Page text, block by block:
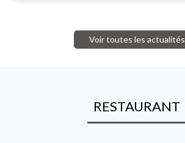
Voir toutes les actualités
RESTAURANT